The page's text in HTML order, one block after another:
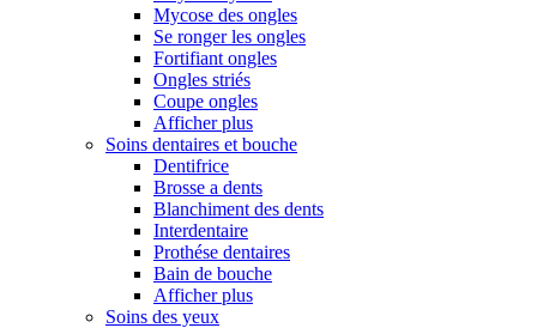
Mycose des ongles
Se ronger les ongles
Fortifiant ongles
Ongles striés
Coupe ongles
Afficher plus
Soins dentaires et bouche
Dentifrice
Brosse a dents
Blanchiment des dents
Interdentaire
Prothése dentaires
Bain de bouche
Afficher plus
Soins des yeux